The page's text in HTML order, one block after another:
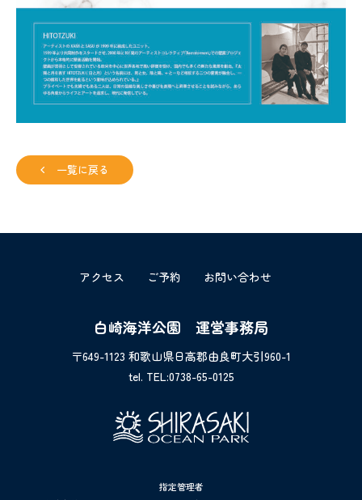
一覧に戻る
アクセス ご予約 お問い合わせ
白崎海洋公園 運営事務局
〒649-1123 和歌山県日高郡由良町大引960-1
tel. TEL:0738-65-0125
指定管理者